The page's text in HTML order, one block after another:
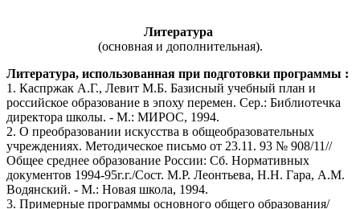
Литература
(основная и дополнительная).
Литература, использованная при подготовки программы :
1. Каспржак А.Г., Левит М.Б. Базисный учебный план и
российское образование в эпоху перемен. Сер.: Библиотечка
директора школы. - М.: МИРОС, 1994.
2. О преобразовании искусства в общеобразовательных
учреждениях. Методическое письмо от 23.11. 93 № 908/11//
Общее среднее образование России: Сб. Нормативных
документов 1994-95г.г./Сост. М.Р. Леонтьева, Н.Н. Гара, А.М.
Водянский. - М.: Новая школа, 1994.
3. Примерные программы основного общего образования/